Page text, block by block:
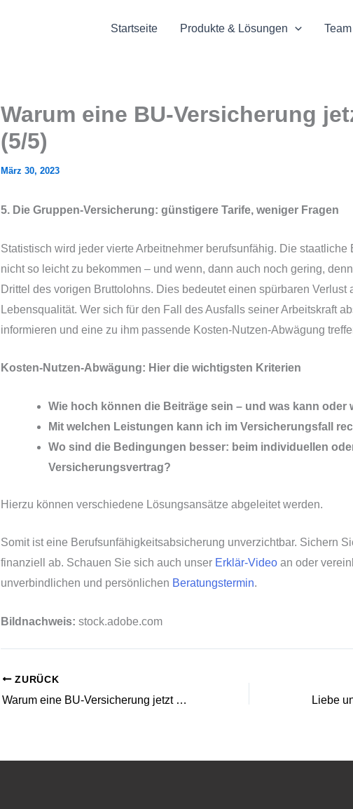
Startseite Produkte & Lösungen Team
Warum eine BU-Versicherung
(5/5)
März 30, 2023
5. Die Gruppen-Versicherung: günstigere Tarife, weniger Fragen
Statistisch wird jeder vierte Arbeitnehmer berufsunfähig. Die staatliche
nicht so leicht zu bekommen – und wenn, dann auch noch gering,
Drittel des vorigen Bruttolohns. Dies bedeutet einen spürbaren Verlust
Lebensqualität. Wer sich für den Fall des Ausfalls seiner Arbeitskraft
informieren und eine zu ihm passende Kosten-Nutzen-Abwägung
Kosten-Nutzen-Abwägung: Hier die wichtigsten Kriterien
Wie hoch können die Beiträge sein – und was kann oder
Mit welchen Leistungen kann ich im Versicherungsfall
Wo sind die Bedingungen besser: beim individuellen
Versicherungsvertrag?
Hierzu können verschiedene Lösungsansätze abgeleitet werden.
Somit ist eine Berufsunfähigkeitsabsicherung unverzichtbar. Sichern
finanziell ab. Schauen Sie sich auch unser Erklär-Video an oder
unverbindlichen und persönlichen Beratungstermin.
Bildnachweis: stock.adobe.com
ZURÜCK
Warum eine BU-Versicherung jetzt wichtig ist (5/5)